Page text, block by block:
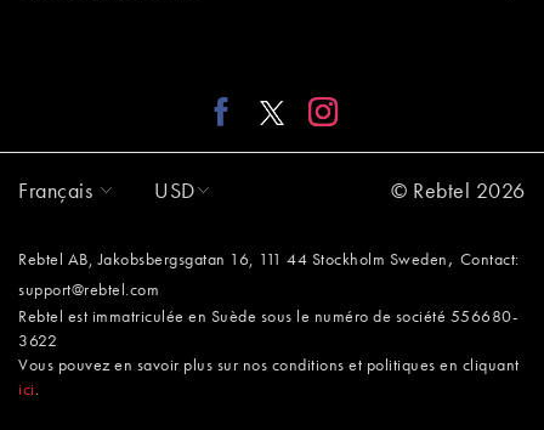
Français USD © Rebtel 2026
Rebtel AB, Jakobsbergsgatan 16, 111 44 Stockholm Sweden , Contact:
support@rebtel.com
Rebtel est immatriculée en Suède sous le numéro de société 556680-
3622
Vous pouvez en savoir plus sur nos conditions et politiques en cliquant
ici .